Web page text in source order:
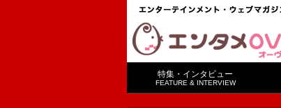
特集・インタビュー
FEATURE & INTERVIEW